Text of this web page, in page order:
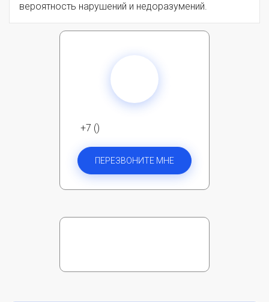
вероятность нарушений и недоразумений.
+7 ()
ПЕРЕЗВОНИТЕ МНЕ